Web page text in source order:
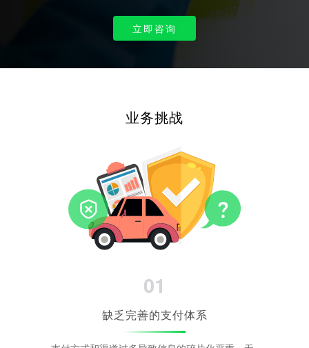
立即咨询
业务挑战
01
缺乏完善的支付体系